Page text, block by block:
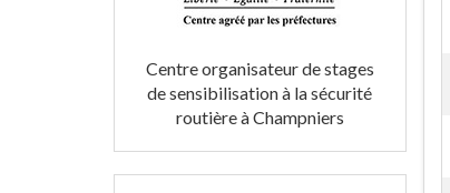
Centre organisateur de stages
de sensibilisation à la sécurité
routière à Champniers